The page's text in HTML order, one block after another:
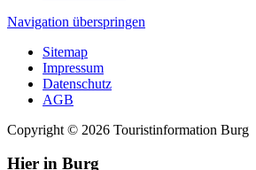
Navigation überspringen
Sitemap
Impressum
Datenschutz
AGB
Copyright © 2026 Touristinformation Burg
Hier in Burg